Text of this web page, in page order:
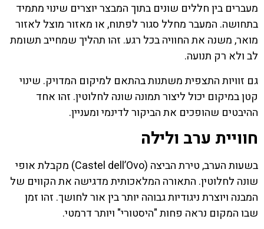
מעברים בין חללים שונים בתוך המבצר יוצרים שינוי מתמיד
בתחושה. המעבר מחלל סגור לפתוח, או מאזור מוצל לאזור
מואר, משנה את החוויה בכל רגע. זהו תהליך שמחייב תשומת
לב ולא רק תנועה.
גם זוויות התצפית משתנות בהתאם למיקום המדויק. שינוי
קטן במיקום יכול ליצור תמונה שונה לחלוטין. זהו אחד
ההיבטים שהופכים את הביקור לדינמי ומעניין.
חוויית ערב ולילה
בשעות הערב, טירת הביצה (Castel dell’Ovo) מקבלת אופי
שונה לחלוטין. התאורה המלאכותית מדגישה את הקווים של
המבנה ויוצרת ניגודיות גבוהה יותר בין אור לחושך. זהו זמן
שבו המקום נראה פחות "היסטורי" ויותר דרמטי.